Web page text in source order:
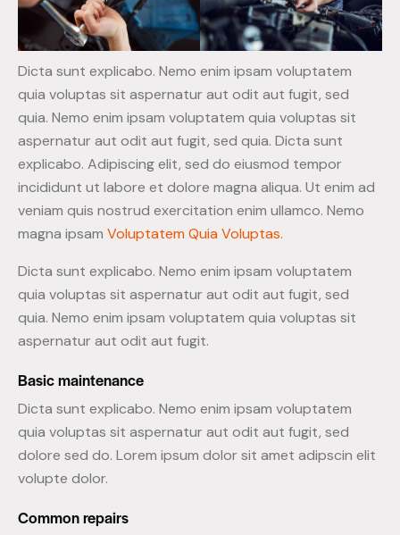
Dicta sunt explicabo. Nemo enim ipsam voluptatem
quia voluptas sit aspernatur aut odit aut fugit, sed
quia. Nemo enim ipsam voluptatem quia voluptas sit
aspernatur aut odit aut fugit, sed quia. Dicta sunt
explicabo. Adipiscing elit, sed do eiusmod tempor
incididunt ut labore et dolore magna aliqua. Ut enim ad
veniam quis nostrud exercitation enim ullamco. Nemo
magna ipsam Voluptatem Quia Voluptas.
Dicta sunt explicabo. Nemo enim ipsam voluptatem
quia voluptas sit aspernatur aut odit aut fugit, sed
quia. Nemo enim ipsam voluptatem quia voluptas sit
aspernatur aut odit aut fugit.
Basic maintenance
Dicta sunt explicabo. Nemo enim ipsam voluptatem
quia voluptas sit aspernatur aut odit aut fugit, sed
dolore sed do. Lorem ipsum dolor sit amet adipscin elit
volupte dolor.
Common repairs